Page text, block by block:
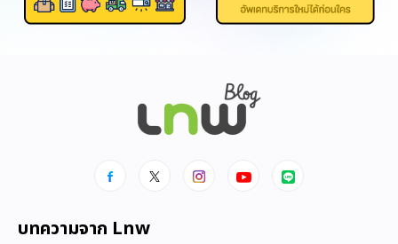
บทความจาก Lnw